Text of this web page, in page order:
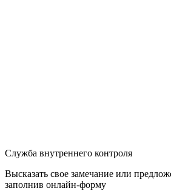
Служба внутреннего контроля
Высказать свое замечание или
заполнив онлайн-форму